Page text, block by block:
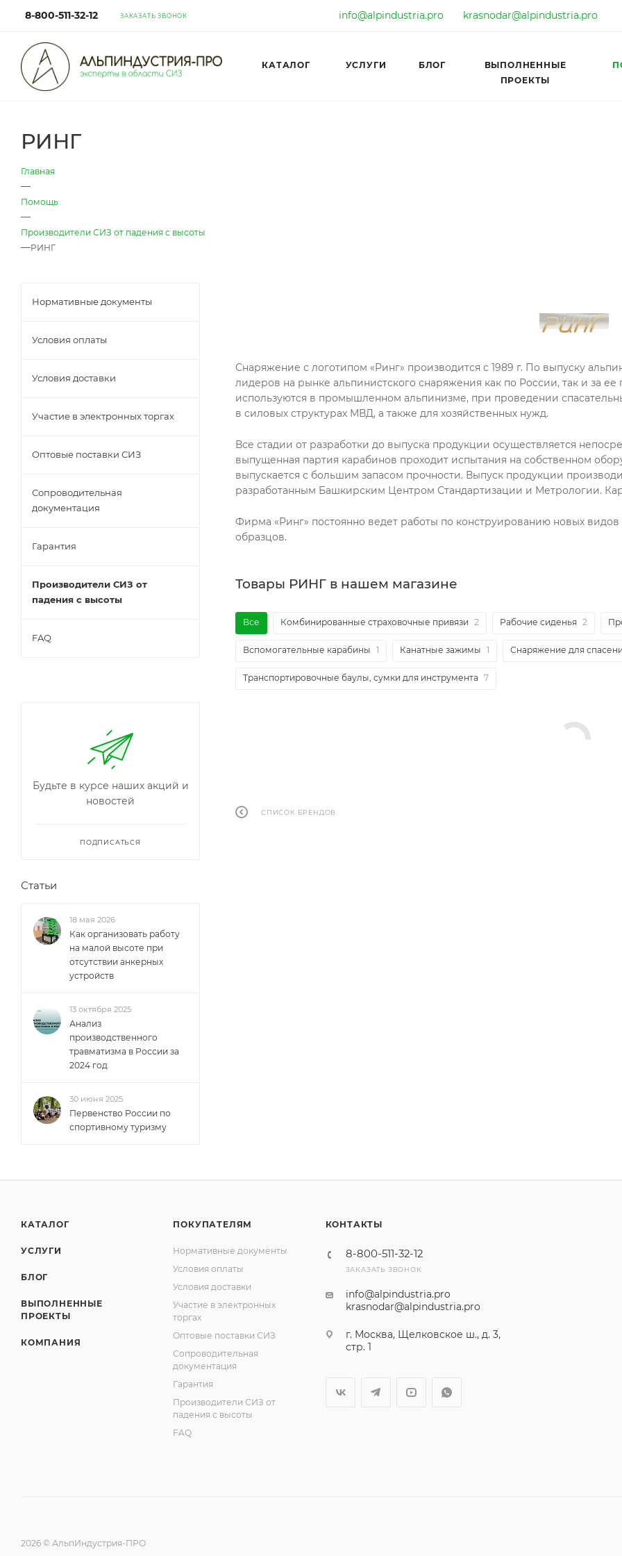
8-800-511-32-12 ЗАКАЗАТЬ ЗВОНОК info@alpindustria.pro krasnodar@alpindustria.pro
КАТАЛОГ УСЛУГИ БЛОГ
ВЫПОЛНЕННЫЕ
ПРОЕКТЫ
РИНГ
Главная
—
Помощь
—
Производители СИЗ от падения с высоты
—РИНГ
Снаряжение с логотипом «Ринг» производится с 1989 г. По выпуску
лидеров на рынке альпинистского снаряжения как по России, так и за
используются в промышленном альпинизме, при проведении
в силовых структурах МВД, а также для хозяйственных нужд.
Все стадии от разработки до выпуска продукции осуществляется
выпущенная партия карабинов проходит испытания на собственном
выпускается с большим запасом прочности. Выпуск продукции
разработанным Башкирским Центром Стандартизации и Метрологии.
Фирма «Ринг» постоянно ведет работы по конструированию новых
образцов.
Товары РИНГ в нашем магазине
Все Комбинированные страховочные привязи 2 Рабочие сиденья 2
Вспомогательные карабины 1 Канатные зажимы 1 Снаряжение для
Транспортировочные баулы, сумки для инструмента 7
СПИСОК БРЕНДОВ
Нормативные документы
Условия оплаты
Условия доставки
Участие в электронных торгах
Оптовые поставки СИЗ
Сопроводительная
документация
Гарантия
Производители СИЗ от
падения с высоты
FAQ
Будьте в курсе наших акций и
новостей
ПОДПИСАТЬСЯ
Статьи
18 мая 2026
Как организовать работу
на малой высоте при
отсутствии анкерных
устройств
13 октября 2025
Анализ
производственного
травматизма в России за
2024 год
30 июня 2025
Первенство России по
спортивному туризму
КАТАЛОГ
УСЛУГИ
БЛОГ
ВЫПОЛНЕННЫЕ
ПРОЕКТЫ
КОМПАНИЯ
ПОКУПАТЕЛЯМ
Нормативные документы
Условия оплаты
Условия доставки
Участие в электронных
торгах
Оптовые поставки СИЗ
Сопроводительная
документация
Гарантия
Производители СИЗ от
падения с высоты
FAQ
КОНТАКТЫ
8-800-511-32-12
ЗАКАЗАТЬ ЗВОНОК
info@alpindustria.pro
krasnodar@alpindustria.pro
г. Москва, Щелковское ш., д. 3,
стр. 1
2026 © АльпИндустрия-ПРО